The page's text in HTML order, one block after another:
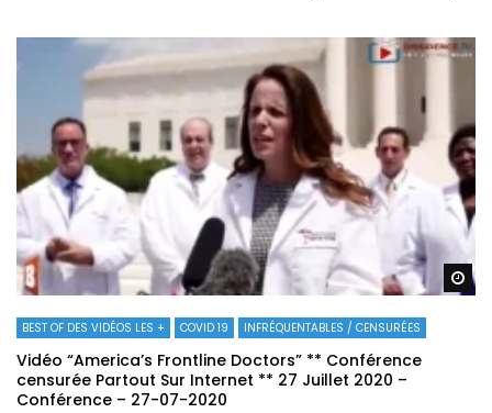
BEST OF DES VIDÉOS LES + COVID 19 INFRÉQUENTABLES / CENSURÉES
Vidéo “America’s Frontline Doctors” ** Conférence
censurée Partout Sur Internet ** 27 Juillet 2020 –
Conférence – 27-07-2020